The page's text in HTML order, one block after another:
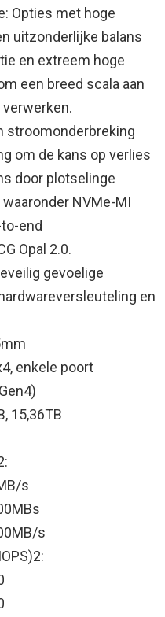
Opties met hoge
uitzonderlijke balans
en extreem hoge
een breed scala aan
stroomonderbreking
om de kans op verlies
door plotselinge
NVMe-MI
end
Opal 2.0.
gevoelige
en
enkele poort
15,36TB
s
s